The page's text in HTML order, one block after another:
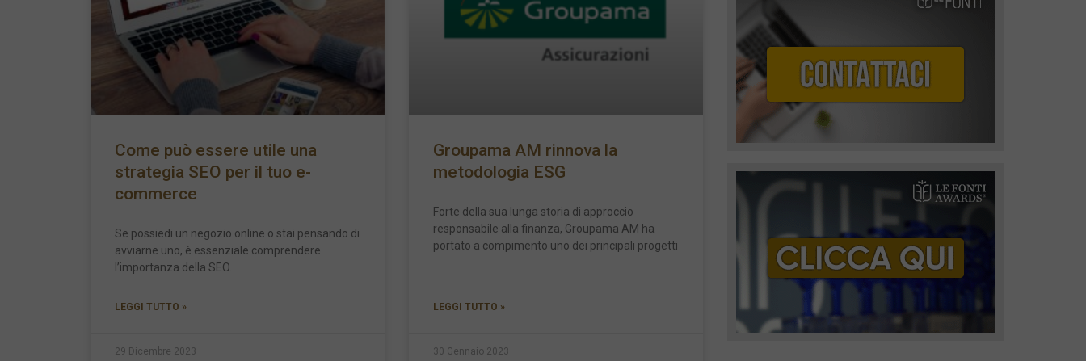
Come può essere utile una
strategia SEO per il tuo e-
commerce
Se possiedi un negozio online o stai pensando di
avviarne uno, è essenziale comprendere
l’importanza della SEO.
LEGGI TUTTO »
29 Dicembre 2023
Groupama AM rinnova la
metodologia ESG
Forte della sua lunga storia di approccio
responsabile alla finanza, Groupama AM ha
portato a compimento uno dei principali progetti
LEGGI TUTTO »
30 Gennaio 2023